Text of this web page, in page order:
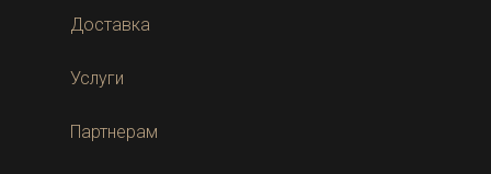
Услуги
Партнерам
Доставка